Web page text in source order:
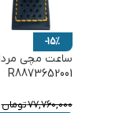
-15%
R8873652001
77,760,000تومان